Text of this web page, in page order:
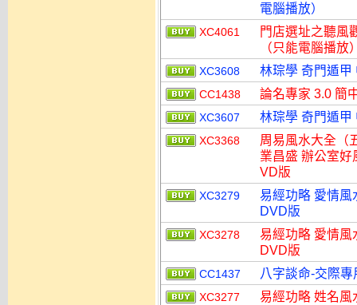
電腦播放）
XC4061
門店選址之聽風
（只能電腦播放
XC3608 林琮學 奇門遁甲
CC1438 論名專家 3.0 簡
XC3607 林琮學 奇門遁甲
XC3368
周易風水大全（
業昌盛 辦公室
VD版
XC3279
易經功略 愛情風
DVD版
XC3278
易經功略 愛情風
DVD版
CC1437 八字談命-交際
XC3277
易經功略 姓名風